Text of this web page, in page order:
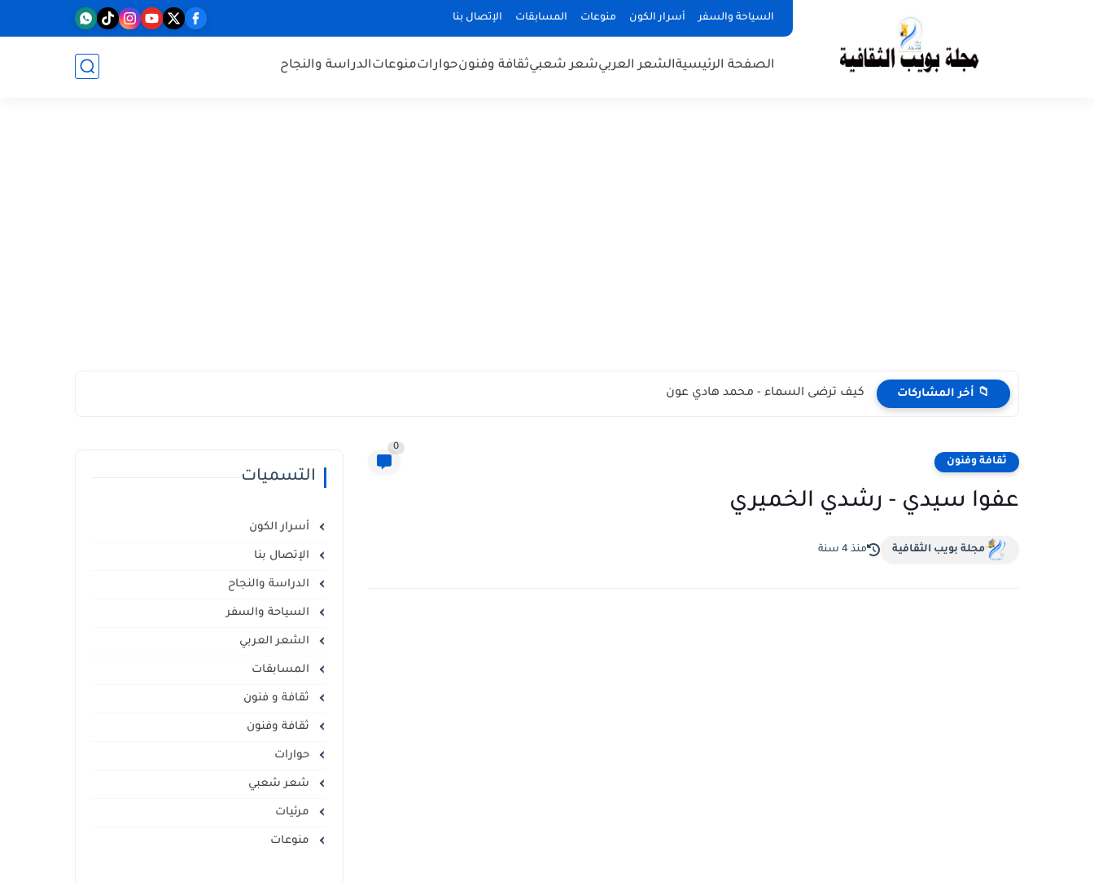
السياحة والسفر أسرار الكون منوعات المسابقات الإتصال بنا
الصفحة الرئيسيةالشعر العربيشعر شعبيثقافة وفنونحواراتمنوعاتالدراسة والنجاح
📁 أخر المشاركات كيف ترضى السماء - محمد هادي عون
ثقافة وفنون
0
عفوا سيدي - رشدي الخميري
مجلة بويب الثقافية منذ 4 سنة
التسميات
أسرار الكون
الإتصال بنا
الدراسة والنجاح
السياحة والسفر
الشعر العربي
المسابقات
ثقافة و فنون
ثقافة وفنون
حوارات
شعر شعبي
مرئيات
منوعات